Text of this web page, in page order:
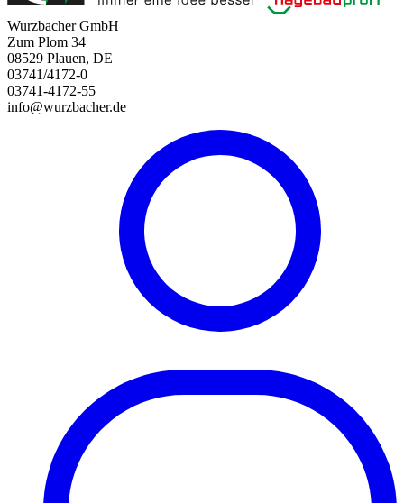
Wurzbacher GmbH
Zum Plom 34
08529 Plauen, DE
03741/4172-0
03741-4172-55
info@wurzbacher.de